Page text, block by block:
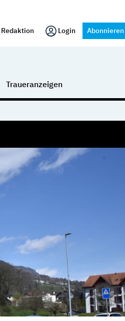
Redaktion Login Abonnieren
Traueranzeigen